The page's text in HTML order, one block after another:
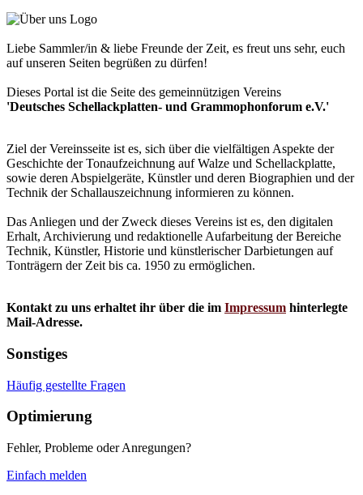
Liebe Sammler/in & liebe Freunde der Zeit, es freut uns sehr, euch
auf unseren Seiten begrüßen zu dürfen!
Dieses Portal ist die Seite des gemeinnützigen Vereins
'Deutsches Schellackplatten- und Grammophonforum e.V.'
Ziel der Vereinsseite ist es, sich über die vielfältigen Aspekte der
Geschichte der Tonaufzeichnung auf Walze und Schellackplatte,
sowie deren Abspielgeräte, Künstler und deren Biographien und der
Technik der Schallauszeichnung informieren zu können.
Das Anliegen und der Zweck dieses Vereins ist es, den digitalen
Erhalt, Archivierung und redaktionelle Aufarbeitung der Bereiche
Technik, Künstler, Historie und künstlerischer Darbietungen auf
Tonträgern der Zeit bis ca. 1950 zu ermöglichen.
Kontakt zu uns erhaltet ihr über die im Impressum hinterlegte
Mail-Adresse.
Sonstiges
Häufig gestellte Fragen
Optimierung
Fehler, Probleme oder Anregungen?
Einfach melden